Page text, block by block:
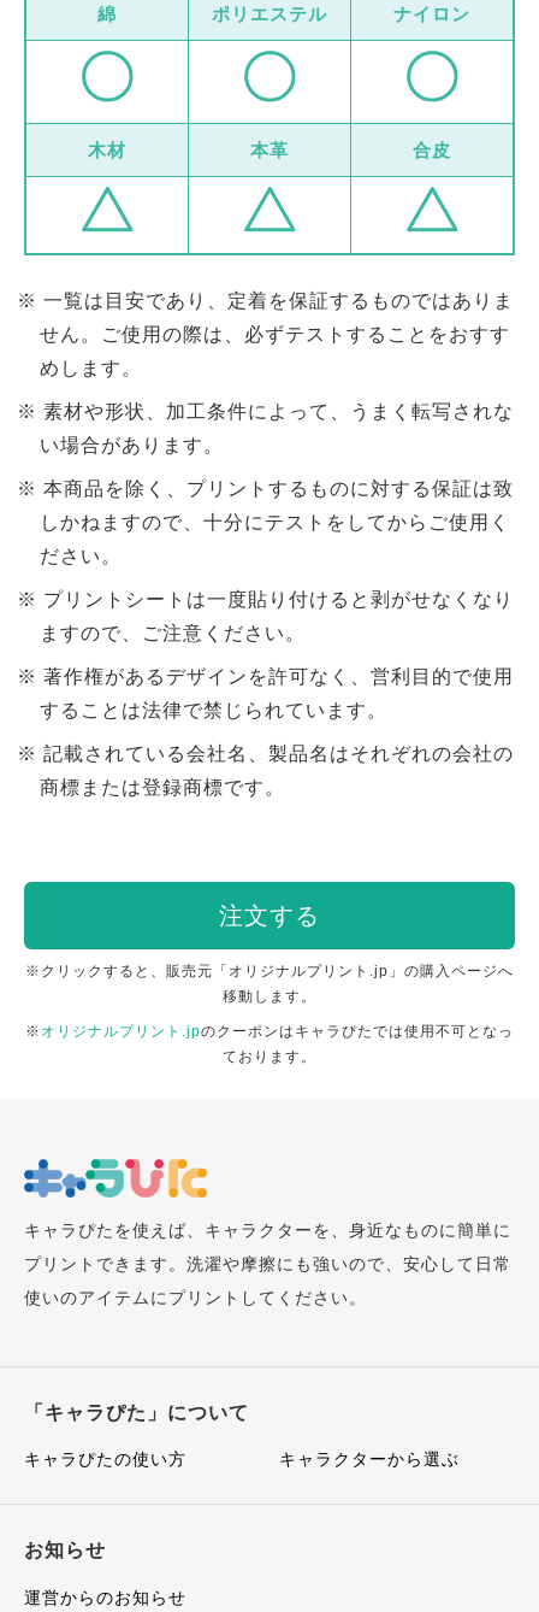
綿 ポリエステル ナイロン
木材 本革 合皮
一覧は目安であり、定着を保証するものではありま
せん。ご使用の際は、必ずテストすることをおすす
めします。
素材や形状、加工条件によって、うまく転写されな
い場合があります。
本商品を除く、プリントするものに対する保証は致
しかねますので、十分にテストをしてからご使用く
ださい。
プリントシートは一度貼り付けると剥がせなくなり
ますので、ご注意ください。
著作権があるデザインを許可なく、営利目的で使用
することは法律で禁じられています。
記載されている会社名、製品名はそれぞれの会社の
商標または登録商標です。
注文する
※クリックすると、販売元「オリジナルプリント.jp」の購入ページへ
移動します。
※ オリジナルプリント.jpのクーポンはキャラぴたでは使用不可となっ
ております。
キャラぴたを使えば、キャラクターを、身近なものに簡単に
プリントできます。洗濯や摩擦にも強いので、安心して日常
使いのアイテムにプリントしてください。
「キャラぴた」について
キャラぴたの使い方 キャラクターから選ぶ
お知らせ
運営からのお知らせ